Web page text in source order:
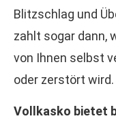
Blitzschlag und
zahlt sogar dann,
von Ihnen selbst
oder zerstört wird.
Vollkasko bietet